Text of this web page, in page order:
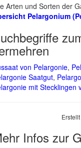
Arten und Sorten der
Pelargonium
von Pelargonie,
Saatgut,
mit Stecklingen
Infos zur